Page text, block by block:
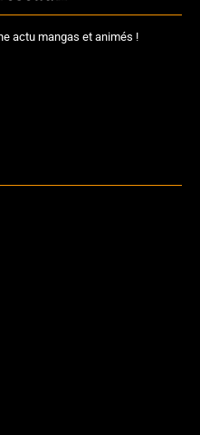
actu mangas et animés !